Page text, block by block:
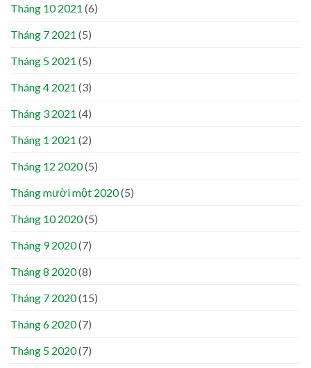
Tháng 10 2021 (6)
Tháng 7 2021 (5)
Tháng 5 2021 (5)
Tháng 4 2021 (3)
Tháng 3 2021 (4)
Tháng 1 2021 (2)
Tháng 12 2020(5)
Tháng mười một 2020(5)
Tháng 10 2020(5)
Tháng 9 2020(7)
Tháng 8 2020(8)
Tháng 7 2020(15)
Tháng 6 2020(7)
Tháng 5 2020(7)